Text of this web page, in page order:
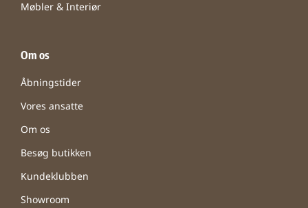
Møbler & Interiør
Om os
Åbningstider
Vores ansatte
Om os
Besøg butikken
Kundeklubben
Showroom